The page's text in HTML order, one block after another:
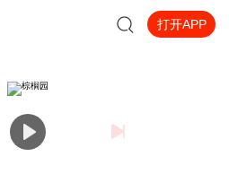
打开APP